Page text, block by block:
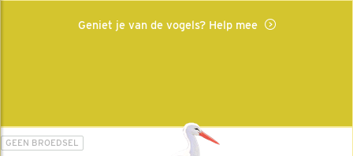
Geniet je van de vogels? Help mee
GEEN BROEDSEL